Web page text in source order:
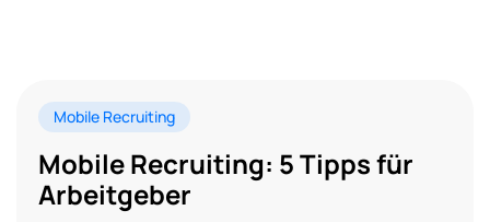
Mobile Recruiting
Mobile Recruiting: 5 Tipps für
Arbeitgeber